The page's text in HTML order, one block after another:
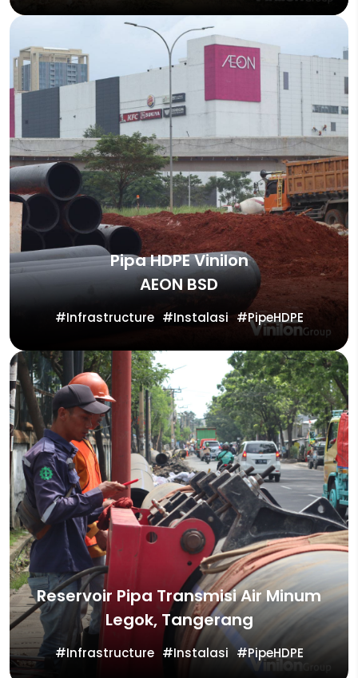
Pipa HDPE Vinilon
AEON BSD
Infrastructure Instalasi PipeHDPE
Reservoir Pipa Transmisi Air Minum
Legok, Tangerang
Infrastructure Instalasi PipeHDPE